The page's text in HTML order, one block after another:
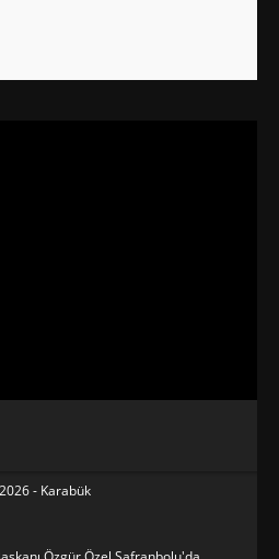
- Karabük